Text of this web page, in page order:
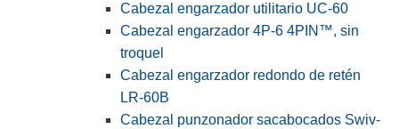
Cabezal engarzador utilitario UC-60
Cabezal engarzador 4P-6 4PIN™, sin
troquel
Cabezal engarzador redondo de retén
LR-60B
Cabezal punzonador sacabocados Swiv-